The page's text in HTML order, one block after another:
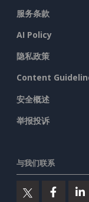
服务条款
AI Policy
隐私政策
Content
安全概述
举报投诉
与我们联系